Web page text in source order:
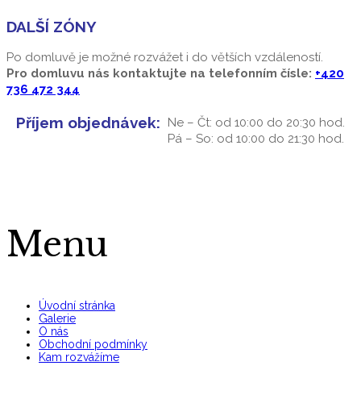
DALŠÍ ZÓNY
Po domluvě je možné rozvážet i do větších vzdáleností.
Pro domluvu nás kontaktujte na telefonním čísle: +420
736 472 344
Příjem objednávek:
Ne – Čt: od 10:00 do 20:30 hod.
Pá – So: od 10:00 do 21:30 hod.
Menu
Úvodní stránka
Galerie
O nás
Obchodní podmínky
Kam rozvážíme